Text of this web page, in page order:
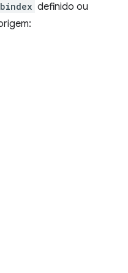
definido ou